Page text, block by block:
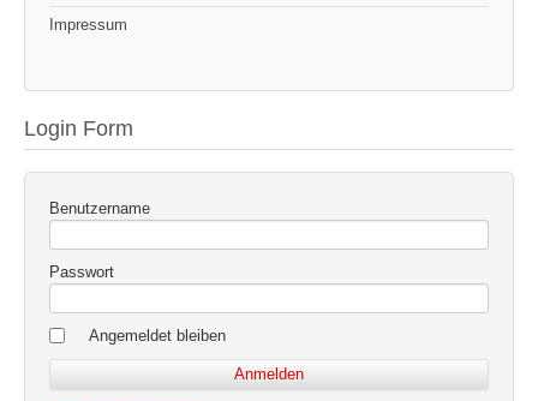
Impressum
Login Form
Benutzername
Passwort
Angemeldet bleiben